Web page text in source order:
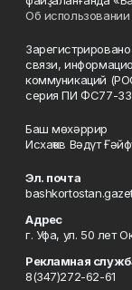
Об
связи,
коммуникаций
серия ПИ ФС77-
Баш мөхәррир
Исхаҡов Вәдүт
Эл. почта
Адрес
г. Уфа, ул. 50 лет
Рекламная
8(347)272-62-61